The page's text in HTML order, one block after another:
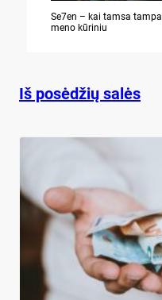
Se7en – kai tamsa tampa
meno kūriniu
Iš posėdžių salės